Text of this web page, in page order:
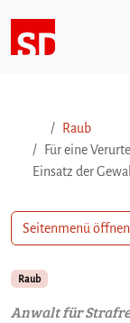
Raub
Für eine
Einsatz der
Raub
Anwalt für
Seitenmenü öffnen